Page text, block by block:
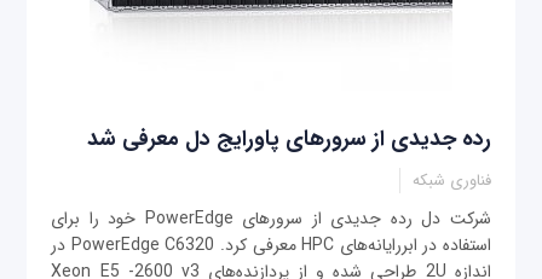
رده جدیدی از سرورهای پاورایج دل معرفی شد
فناوری شبکه
شرکت دل رده جدیدی از سرورهای PowerEdge خود را برای
استفاده در ابررایانه‌های HPC معرفی کرد. PowerEdge C6320 در
اندازه 2U طراحی شده و از پردازنده‌های Xeon E5 -2600 v3